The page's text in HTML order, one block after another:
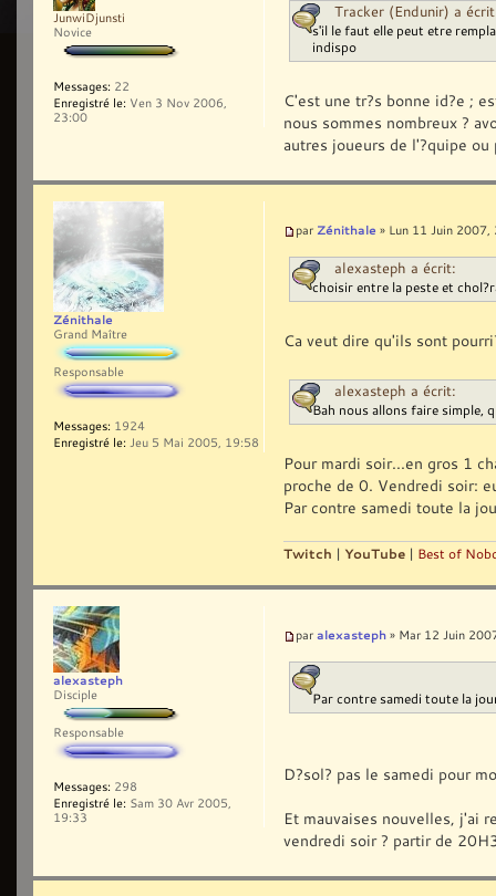
Tracker (Endunir) a
s'il le faut elle peut etre
indispo
C'est une tr?s bonne id?e ;
nous sommes nombreux ?
autres joueurs de l'?quipe
JunwiDjunsti
Novice
Messages: 22
Enregistré le: Ven 3 Nov 2006,
23:00
par Zénithale » Lun 11 Juin 2007,
alexasteph a écrit:
choisir entre la peste et
Ca veut dire qu'ils sont
alexasteph a écrit:
Bah nous allons faire simple,
Pour mardi soir...en gros 1
proche de 0. Vendredi soir:
Par contre samedi toute la
Twitch | YouTube | Best of
Zénithale
Grand Maître
Responsable
Messages: 1924
Enregistré le: Jeu 5 Mai 2005, 19:58
par alexasteph » Mar 12 Juin
Par contre samedi toute la
D?sol? pas le samedi pour
Et mauvaises nouvelles, j'ai
vendredi soir ? partir de
alexasteph
Disciple
Responsable
Messages: 298
Enregistré le: Sam 30 Avr 2005,
19:33